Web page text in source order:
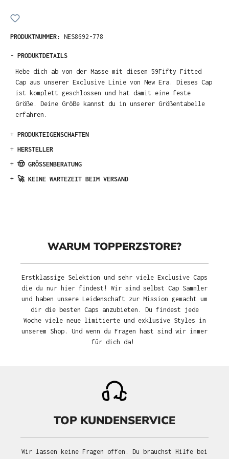
PRODUKTNUMMER: NES8692-778
- PRODUKTDETAILS
Hebe dich ab von der Masse mit diesem 59Fifty Fitted
Cap aus unserer Exclusive Linie von New Era. Dieses Cap
ist komplett geschlossen und hat damit eine feste
Größe. Deine Größe kannst du in unserer Größentabelle
erfahren.
+ PRODUKTEIGENSCHAFTEN
+ HERSTELLER
+ 🤠 GRÖSSENBERATUNG
+ 🚀 KEINE WARTEZEIT BEIM VERSAND
WARUM TOPPERZSTORE?
Erstklassige Selektion und sehr viele Exclusive Caps
die du nur hier findest! Wir sind selbst Cap Sammler
und haben unsere Leidenschaft zur Mission gemacht um
dir die besten Caps anzubieten. Du findest jede
Woche viele neue limitierte und exklusive Styles in
unserem Shop. Und wenn du Fragen hast sind wir immer
für dich da!
TOP KUNDENSERVICE
Wir lassen keine Fragen offen. Du brauchst Hilfe bei